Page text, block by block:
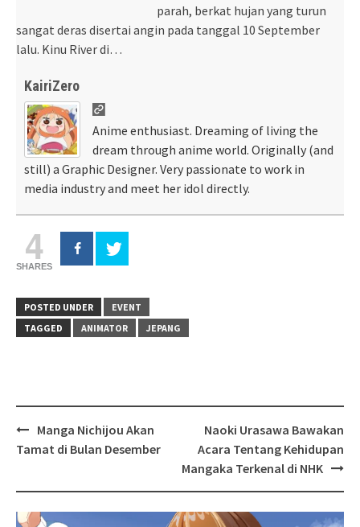
parah, berkat hujan yang turun
sangat deras disertai angin pada tanggal 10 September
lalu. Kinu River di…
KairiZero
Anime enthusiast. Dreaming of living the
dream through anime world. Originally (and
still) a Graphic Designer. Very passionate to work in
media industry and meet her idol directly.
4
SHARES
POSTED UNDER
EVENT
TAGGED
ANIMATOR JEPANG
Post
navigation
Manga Nichijou Akan
Tamat di Bulan Desember
Naoki Urasawa Bawakan
Acara Tentang Kehidupan
Mangaka Terkenal di NHK